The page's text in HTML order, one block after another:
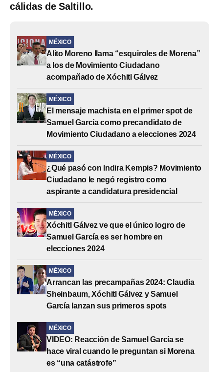
cálidas de Saltillo.
MÉXICO
Alito Moreno llama “esquiroles de Morena”
a los de Movimiento Ciudadano
acompañado de Xóchitl Gálvez
MÉXICO
El mensaje machista en el primer spot de
Samuel García como precandidato de
Movimiento Ciudadano a elecciones 2024
MÉXICO
¿Qué pasó con Indira Kempis? Movimiento
Ciudadano le negó registro como
aspirante a candidatura presidencial
MÉXICO
Xóchitl Gálvez ve que el único logro de
Samuel García es ser hombre en
elecciones 2024
MÉXICO
Arrancan las precampañas 2024: Claudia
Sheinbaum, Xóchitl Gálvez y Samuel
García lanzan sus primeros spots
MÉXICO
VIDEO: Reacción de Samuel García se
hace viral cuando le preguntan si Morena
es “una catástrofe”